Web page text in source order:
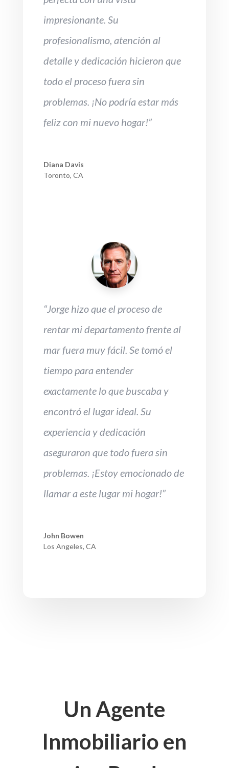
impresionante. Su
profesionalismo, atención al
detalle y dedicación hicieron que
todo el proceso fuera sin
problemas. ¡No podría estar más
feliz con mi nuevo hogar!”
Diana Davis
Toronto, CA
“Jorge hizo que el proceso de
rentar mi departamento frente al
mar fuera muy fácil. Se tomó el
tiempo para entender
exactamente lo que buscaba y
encontró el lugar ideal. Su
experiencia y dedicación
aseguraron que todo fuera sin
problemas. ¡Estoy emocionado de
llamar a este lugar mi hogar!”
John Bowen
Los Angeles, CA
Un Agente
Inmobiliario en